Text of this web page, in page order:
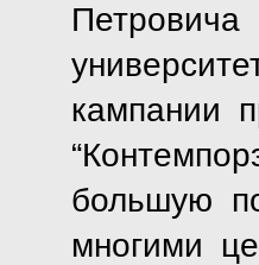
кампании
большую
многими